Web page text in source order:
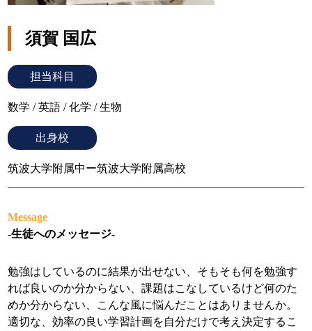
須賀 国広
担当科目
数学 英語 化学 生物
出身校
筑波大学附属中ー筑波大学附属高校
Message
-生徒へのメッセージ-
勉強はしているのに結果が出せない、そもそも何を勉強す
れば良いのか分からない、課題はこなしているけど何のた
めか分からない、こんな風に悩んだことはありませんか。
適切な、効率の良い学習計画を自分だけで考え決定するこ